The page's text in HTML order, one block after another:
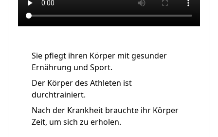
Sie pflegt ihren Körper mit gesunder
Ernährung und Sport.
Der Körper des Athleten ist
durchtrainiert.
Nach der Krankheit brauchte ihr Körper
Zeit, um sich zu erholen.